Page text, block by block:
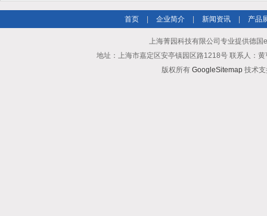
首页 企业简介 新闻资讯 产品
上海菁园科技有限公司专业提供德
地址：上海市嘉定区安亭镇园区路1218号 联系人：
版权所有 GoogleSitemap技术支